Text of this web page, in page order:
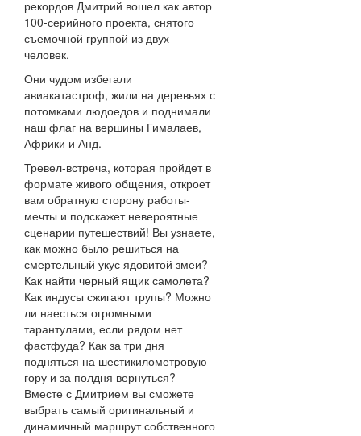
рекордов Дмитрий вошел как автор
100-серийного проекта, снятого
съемочной группой из двух
человек.
Они чудом избегали
авиакатастроф, жили на деревьях с
потомками людоедов и поднимали
наш флаг на вершины Гималаев,
Африки и Анд.
Тревел-встреча, которая пройдет в
формате живого общения, откроет
вам обратную сторону работы-
мечты и подскажет невероятные
сценарии путешествий! Вы узнаете,
как можно было решиться на
смертельный укус ядовитой змеи?
Как найти черный ящик самолета?
Как индусы сжигают трупы? Можно
ли наесться огромными
тарантулами, если рядом нет
фастфуда? Как за три дня
подняться на шестикилометровую
гору и за полдня вернуться?
Вместе с Дмитрием вы сможете
выбрать самый оригинальный и
динамичный маршрут собственного